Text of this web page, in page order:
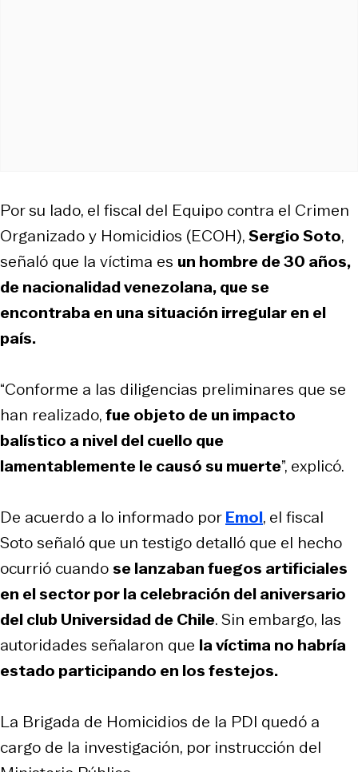
Por su lado, el fiscal del Equipo contra el Crimen
Organizado y Homicidios (ECOH),Sergio Soto,
señaló que la víctima es un hombre de 30 años,
de nacionalidad venezolana, que se
encontraba en una situación irregular en el
país.
“Conforme a las diligencias preliminares que se
han realizado,fue objeto de un impacto
balístico a nivel del cuello que
lamentablemente le causó su muerte”, explicó.
De acuerdo a lo informado porEmol, el fiscal
Soto señaló que un testigo detalló que el hecho
ocurrió cuandose lanzaban fuegos artificiales
en el sector por la celebración del aniversario
del club Universidad de Chile. Sin embargo, las
autoridades señalaron que la víctima no habría
estado participando en los festejos.
La Brigada de Homicidios de la PDI quedó a
cargo de la investigación, por instrucción del